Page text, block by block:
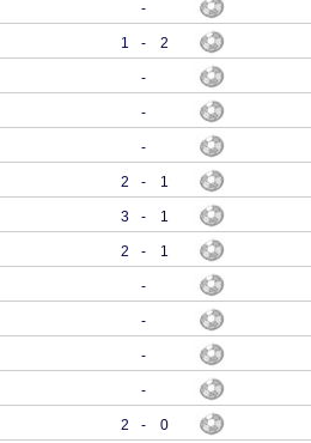
-
1 - 2
-
-
-
2 - 1
3 - 1
2 - 1
-
-
-
-
2 - 0